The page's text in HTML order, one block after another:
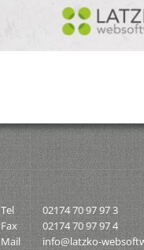
Tel
02174 70 97 97 3
Fax
02174 70 97 97 4
Mail
info@latzko-